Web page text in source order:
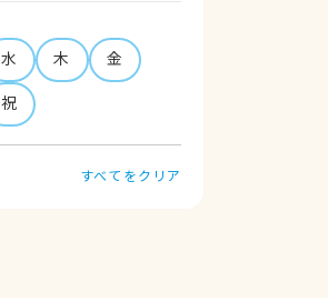
水 木
金
祝
すべてをクリア